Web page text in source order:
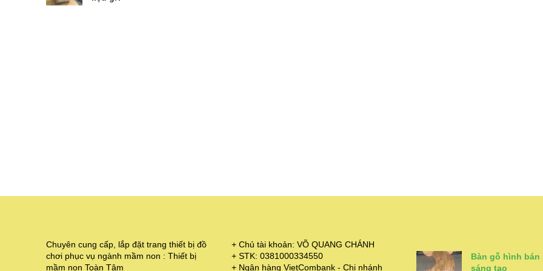
Chuyên cung cấp, lắp đặt trang thiết bị đồ
chơi phục vụ ngành mầm non : Thiết bị
mầm non Toàn Tâm
+ Chủ tài khoản: VÕ QUANG CHÁNH
+ STK: 0381000334550
+ Ngân hàng VietCombank - Chi nhánh
Bàn gỗ hình bán
sáng tạo